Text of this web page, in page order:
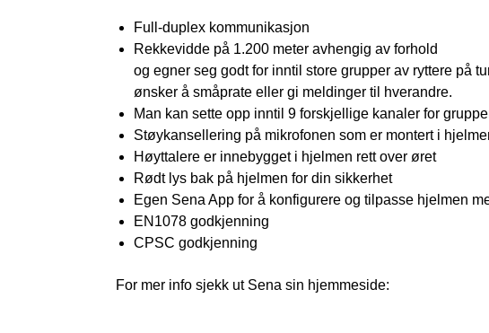
Full-duplex kommunikasjon
Rekkevidde på 1.200 meter avhengig av forhold
og egner seg godt for inntil store grupper av ryttere på
ønsker å småprate eller gi meldinger til hverandre.
Man kan sette opp inntil 9 forskjellige kanaler for
Støykansellering på mikrofonen som er montert i
Høyttalere er innebygget i hjelmen rett over øret
Rødt lys bak på hjelmen for din sikkerhet
Egen Sena App for å konfigurere og tilpasse hjelmen
EN1078 godkjenning
CPSC godkjenning
For mer info sjekk ut Sena sin hjemmeside: